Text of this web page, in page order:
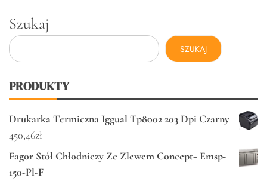
Szukaj
SZUKAJ
PRODUKTY
Drukarka Termiczna Iggual Tp8002 203 Dpi Czarny
450,46zł
Fagor Stół Chłodniczy Ze Zlewem Concept+ Emsp-
150-Pl-F